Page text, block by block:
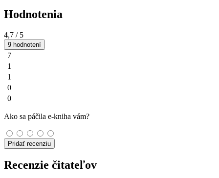
Hodnotenia
4,7 / 5
9 hodnotení
7
1
1
0
0
Ako sa páčila e-kniha vám?
Pridať recenziu
Recenzie čitateľov